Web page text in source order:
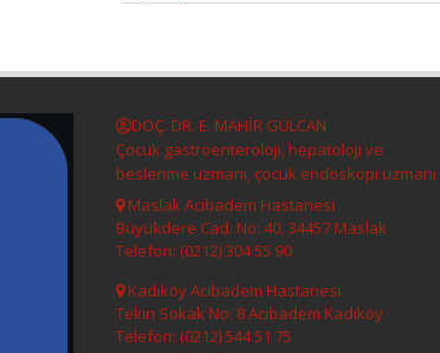
DOÇ. DR. E. MAHİR GÜLCAN
Çocuk gastroenteroloji, hepatoloji ve
beslenme uzmanı, çocuk endoskopi uzmanı
Maslak Acıbadem Hastanesi
Büyükdere Cad. No: 40, 34457 Maslak
Telefon: (0212) 304 55 90
Kadıköy Acıbadem Hastanesi
Tekin Sokak No: 8 Acıbadem Kadıköy
Telefon: (0212) 544 51 75